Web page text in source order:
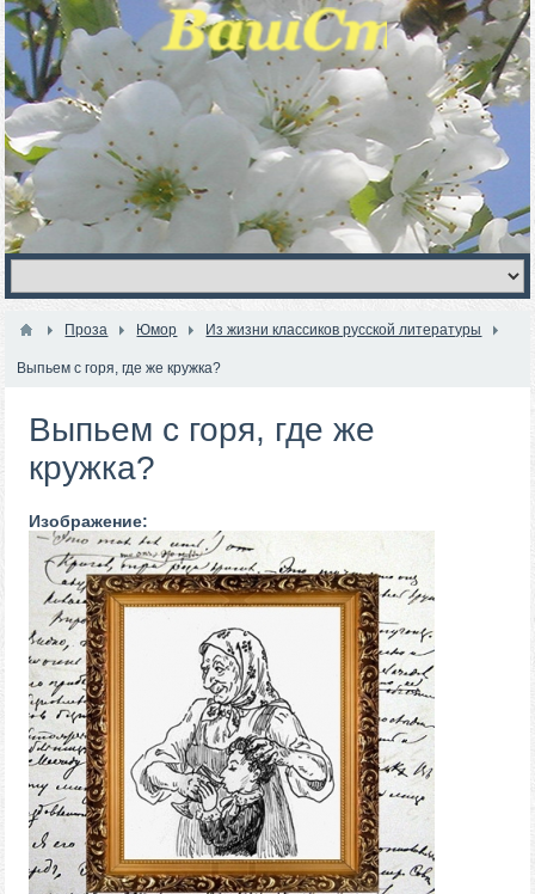
Проза Юмор Из жизни классиков русской литературы
Выпьем с горя, где же кружка?
Выпьем с горя, где же
кружка?
Изображение: